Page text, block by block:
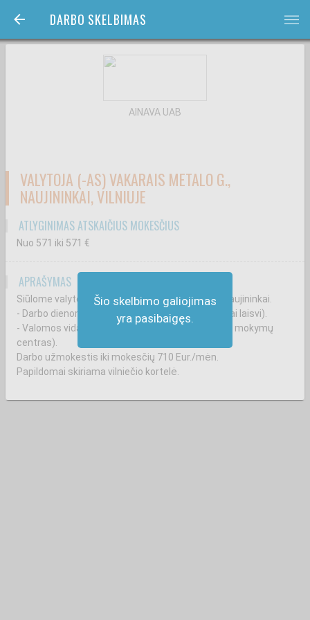
DARBO SKELBIMAS bars
Šio skelbimo galiojimas
yra pasibaigęs.
AINAVA UAB
VALYTOJA (-AS) VAKARAIS METALO G.,
NAUJININKAI, VILNIUJE
ATLYGINIMAS ATSKAIČIUS MOKESČIUS
Nuo 571 iki 571 €
APRAŠYMAS
Siūlome valytojos(-jo) darbą Vilniuje, Metalo g., Naujininkai.
- Darbo dienomis, vakarais nuo 16 val. (savaitgaliai laisvi).
- Valomos vidaus patalpos (bendrosios, buitinės, mokymų
centras).
Darbo užmokestis iki mokesčių 710 Eur./mėn.
Papildomai skiriama vilniečio kortelė.